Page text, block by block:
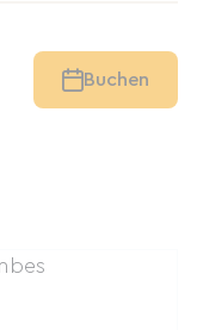
Buchen